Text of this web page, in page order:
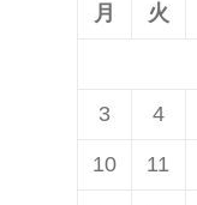
月 火
3 4
10 11